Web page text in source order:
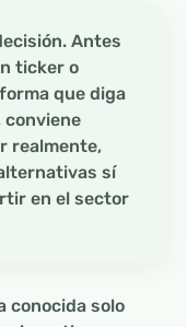
Antes
ticker o
que diga
conviene
realmente,
sí
en el sector
conocida solo